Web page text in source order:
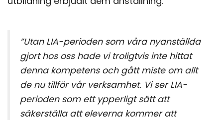
”Utan LIA-perioden som våra nyanställda
gjort hos oss hade vi troligtvis inte hittat
denna kompetens och gått miste om allt
de nu tillför vår verksamhet. Vi ser LIA-
perioden som ett ypperligt sätt att
säkerställa att eleverna kommer att